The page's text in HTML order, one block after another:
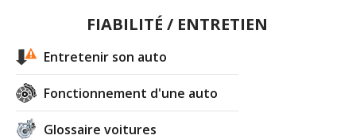
FIABILITÉ / ENTRETIEN
Entretenir son auto
Fonctionnement d'une auto
Glossaire voitures